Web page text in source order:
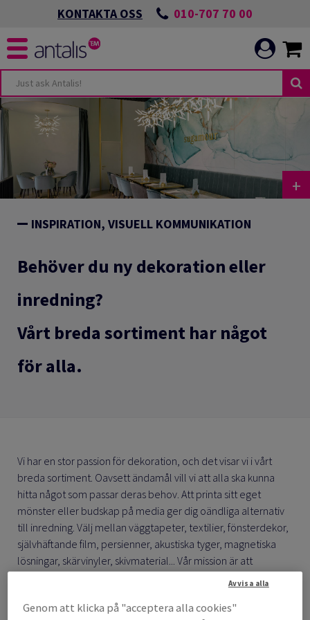
KONTAKTA OSS 010-707 70 00
+
INSPIRATION, VISUELL KOMMUNIKATION
Behöver du ny dekoration eller
inredning?
Vårt breda sortiment har något
för alla.
Vi har en stor passion för dekoration, och det visar vi i vårt
breda sortiment. Oavsett ändamål vill vi att alla ska kunna
hitta något som passar deras behov. Att printa sitt eget
mönster eller budskap på media ger dig oändliga alternativ
till inredning. Välj mellan väggtapeter, textilier, fönsterdekor,
självhäftande film, persienner, akustiska tyger, magnetiska
lösningar, skärvinyler, skivmaterial... Vår mission är att
inspirera och möjliggöra inredningsdesign med ett brett
Genom att klicka på "acceptera alla cookies"
Avvisa alla